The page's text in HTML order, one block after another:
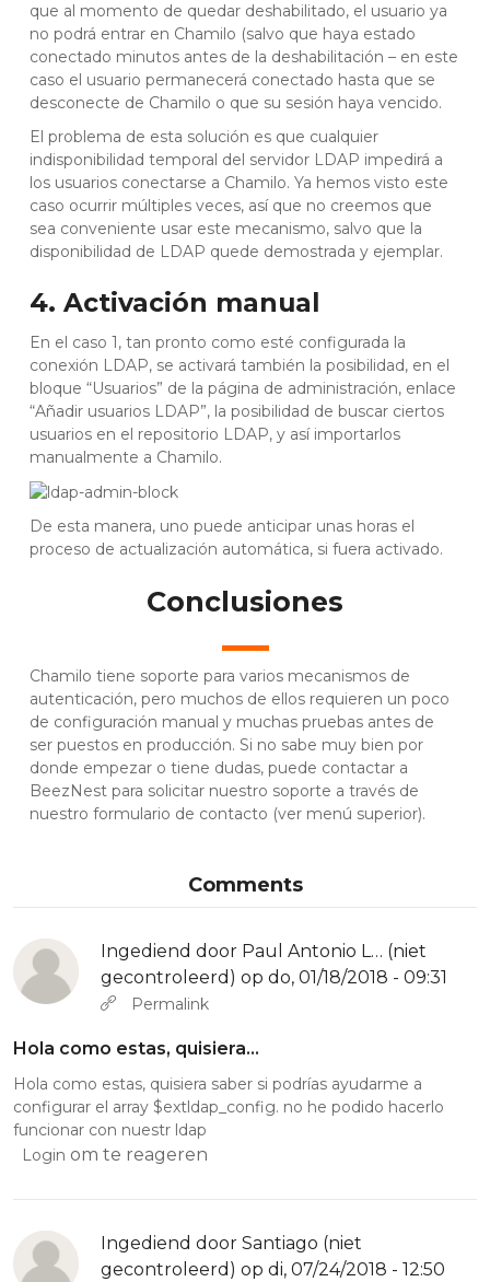
que al momento de quedar deshabilitado, el usuario ya
no podrá entrar en Chamilo (salvo que haya estado
conectado minutos antes de la deshabilitación – en este
caso el usuario permanecerá conectado hasta que se
desconecte de Chamilo o que su sesión haya vencido.
El problema de esta solución es que cualquier
indisponibilidad temporal del servidor LDAP impedirá a
los usuarios conectarse a Chamilo. Ya hemos visto este
caso ocurrir múltiples veces, así que no creemos que
sea conveniente usar este mecanismo, salvo que la
disponibilidad de LDAP quede demostrada y ejemplar.
4. Activación manual
En el caso 1, tan pronto como esté configurada la
conexión LDAP, se activará también la posibilidad, en el
bloque “Usuarios” de la página de administración, enlace
“Añadir usuarios LDAP”, la posibilidad de buscar ciertos
usuarios en el repositorio LDAP, y así importarlos
manualmente a Chamilo.
De esta manera, uno puede anticipar unas horas el
proceso de actualización automática, si fuera activado.
Conclusiones
Chamilo tiene soporte para varios mecanismos de
autenticación, pero muchos de ellos requieren un poco
de configuración manual y muchas pruebas antes de
ser puestos en producción. Si no sabe muy bien por
donde empezar o tiene dudas, puede contactar a
BeezNest para solicitar nuestro soporte a través de
nuestro formulario de contacto (ver menú superior).
Comments
Ingediend door Paul Antonio L… (niet
gecontroleerd) op do, 01/18/2018 - 09:31
Permalink
Hola como estas, quisiera…
Hola como estas, quisiera saber si podrías ayudarme a
configurar el array $extldap_config. no he podido hacerlo
funcionar con nuestr ldap
Login om te reageren
Ingediend door Santiago (niet
gecontroleerd) op di, 07/24/2018 - 12:50